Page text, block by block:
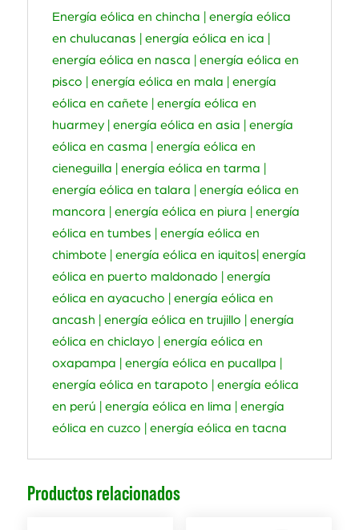
Energía eólica en chincha | energía eólica
en chulucanas | energía eólica en ica |
energía eólica en nasca | energía eólica en
pisco | energía eólica en mala | energía
eólica en cañete | energía eólica en
huarmey | energía eólica en asia | energía
eólica en casma | energía eólica en
cieneguilla | energía eólica en tarma |
energía eólica en talara | energía eólica en
mancora | energía eólica en piura | energía
eólica en tumbes | energía eólica en
chimbote | energía eólica en iquitos| energía
eólica en puerto maldonado | energía
eólica en ayacucho | energía eólica en
ancash | energía eólica en trujillo | energía
eólica en chiclayo | energía eólica en
oxapampa | energía eólica en pucallpa |
energía eólica en tarapoto | energía eólica
en perú | energía eólica en lima | energía
eólica en cuzco | energía eólica en tacna
Productos relacionados